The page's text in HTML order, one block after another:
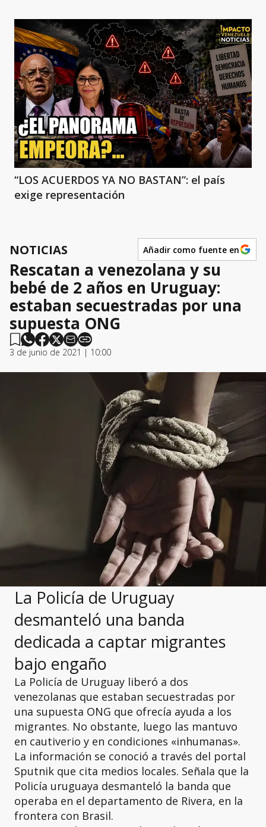
“LOS ACUERDOS YA NO BASTAN”: el país
exige representación
NOTICIAS Añadir como fuente en
Rescatan a venezolana y su
bebé de 2 años en Uruguay:
estaban secuestradas por una
supuesta ONG
3 de junio de 2021 | 10:00
La Policía de Uruguay
desmanteló una banda
dedicada a captar migrantes
bajo engaño
La Policía de Uruguay liberó a dos
venezolanas que estaban secuestradas por
una supuesta ONG que ofrecía ayuda a los
migrantes. No obstante, luego las mantuvo
en cautiverio y en condiciones «inhumanas».
La información se conoció a través del portal
Sputnik que cita medios locales. Señala que la
Policía uruguaya desmanteló la banda que
operaba en el departamento de Rivera, en la
frontera con Brasil.